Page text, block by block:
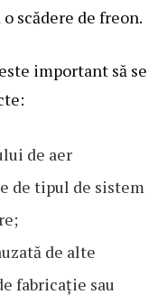
scădere de freon.
important să se
de aer
de tipul de sistem
de alte
fabricație sau